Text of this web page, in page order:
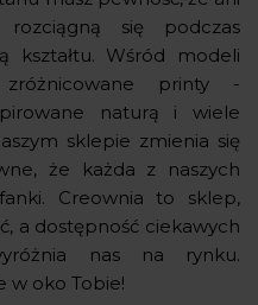
się podczas
kształtu. Wśród modeli
printy -
naturą i wiele
sklepie zmienia się
że każda z naszych
Creownia to sklep,
a dostępność ciekawych
nas na rynku.
w oko Tobie!